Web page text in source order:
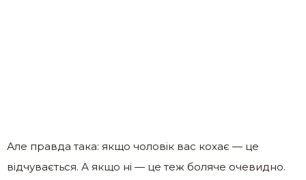
Але правда така: якщо чоловік вас кохає — це
відчувається. А якщо ні — це теж боляче очевидно.